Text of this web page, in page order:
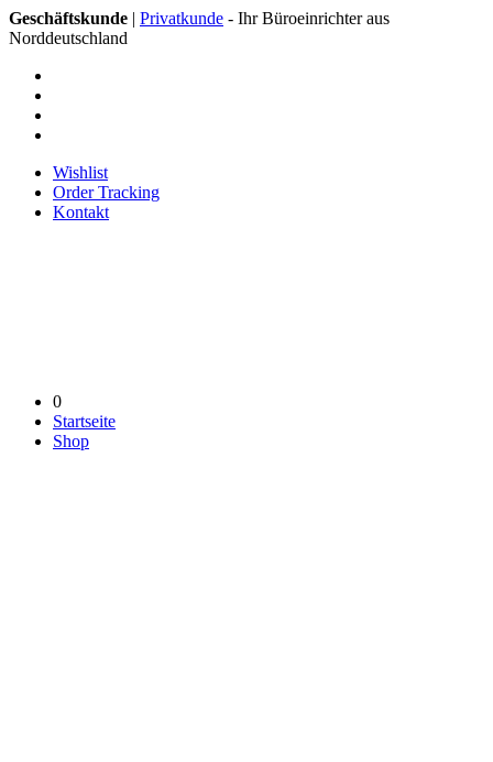
Geschäftskunde | Privatkunde - Ihr Büroeinrichter aus
Norddeutschland
Wishlist
Order Tracking
Kontakt
0
Startseite
Shop